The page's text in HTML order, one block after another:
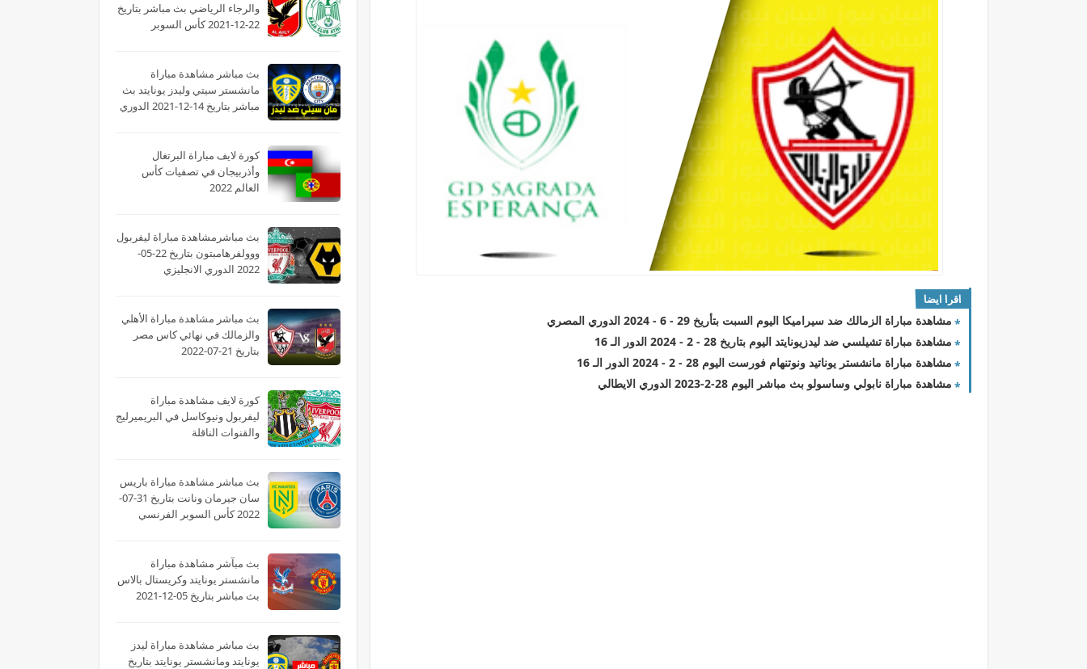
اقرا ايضا
مشاهدة مباراة الزمالك ضد سيراميكا اليوم السبت بتأريخ 29 - 6 - 2024 الدوري المصري
مشاهدة مباراة تشيلسي ضد ليدزيونايتد اليوم بتاريخ 28 - 2 - 2024 الدور الـ 16
مشاهدة مباراة مانشستر يوناتيد ونوتنهام فورست اليوم 28 - 2 - 2024 الدور الـ 16
مشاهدة مباراة نابولي وساسولو بث مباشر اليوم 28-2-2023 الدوري الايطالي
والرجاء الرياضي بث مباشر بتاريخ
22-12-2021 كأس السوبر
بث مباشر مشاهدة مباراة
مانشستر سيتي وليدز يونايتد بث
مباشر بتاريخ 14-12-2021 الدوري
كورة لايف مباراة البرتغال
وأذربيجان في تصفيات كأس
العالم 2022
بث مباشرمشاهدة مباراة ليفربول
ووولفرهامبتون بتاريخ 22-05-
2022 الدوري الانجليزي
بث مباشر مشاهدة مباراة الأهلي
والزمالك في نهائي كاس مصر
بتاريخ 21-07-2022
كورة لايف مشاهدة مباراة
ليفربول ونيوكاسل في البريميرليج
والقنوات الناقلة
بث مباشر مشاهدة مباراة باريس
سان جيرمان ونانت بتاريخ 31-07-
2022 كأس السوبر الفرنسي
بث مبآشر مشاهدة مباراة
مانشستر يونايتد وكريستال بالاس
بث مباشر بتاريخ 05-12-2021
بث مباشر مشاهدة مباراة ليدز
يونايتد ومانشستر يونايتد بتاريخ